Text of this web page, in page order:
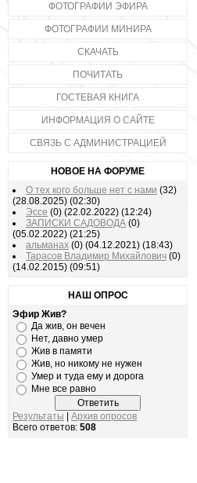
ФОТОГРАФИИ ЭФИРА
ФОТОГРАФИИ МИНИРА
СКАЧАТЬ
ПОЧИТАТЬ
ГОСТЕВАЯ КНИГА
ИНФОРМАЦИЯ О САЙТЕ
СВЯЗЬ С АДМИНИСТРАЦИЕЙ
НОВОЕ НА ФОРУМЕ
О тех кого больше нет с нами (32)
(28.08.2025) (02:30)
Эссе (0) (22.02.2022) (12:24)
ЗАПИСКИ САДОВОДА (0)
(05.02.2022) (21:25)
альманах (0) (04.12.2021) (18:43)
Тарасов Владимир Михайлович (0)
(14.02.2015) (09:51)
НАШ ОПРОС
Эфир Жив?
Да жив, он вечен
Нет, давно умер
Жив в памяти
Жив, но никому не нужен
Умер и туда ему и дорога
Мне все равно
Результаты
Архив опросов
Всего ответов: 508